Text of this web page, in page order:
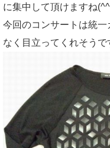
に集中して頂けますね
今回のコンサートは統
なく目立ってくれそう